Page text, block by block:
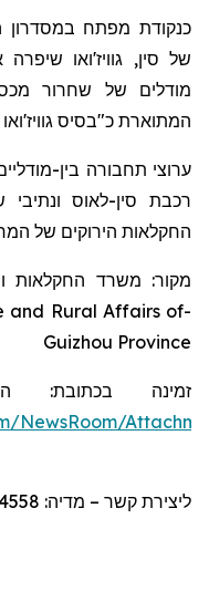
כנקודת מפתח במסדרון
של סין, גוויז'ואו
מודלים של שחרור
המתוארת כ"בסיס
ערוצי תחבורה בין-
רכבת סין-לאוס
החקלאות הירוקים של
מקור: משרד החקלאות
-
and Rural Affairs of
Guizhou Province
זמינה בכתובת:
NewsRoom/
ליצירת קשר – מדיה: